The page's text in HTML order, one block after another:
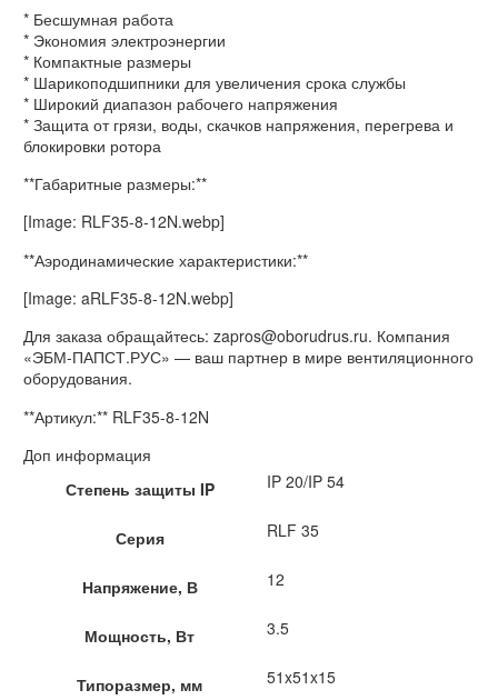
* Бесшумная работа
* Экономия электроэнергии
* Компактные размеры
* Шарикоподшипники для увеличения срока службы
* Широкий диапазон рабочего напряжения
* Защита от грязи, воды, скачков напряжения, перегрева и
блокировки ротора
**Габаритные размеры:**
[Image: RLF35-8-12N.webp]
**Аэродинамические характеристики:**
[Image: aRLF35-8-12N.webp]
Для заказа обращайтесь: zapros@oborudrus.ru. Компания
«ЭБМ-ПАПСТ.РУС» — ваш партнер в мире вентиляционного
оборудования.
**Артикул:** RLF35-8-12N
Доп информация
Степень защиты IP
IP 20/IP 54
Серия RLF 35
Напряжение, В 12
Мощность, Вт 3.5
Типоразмер, мм 51x51x15